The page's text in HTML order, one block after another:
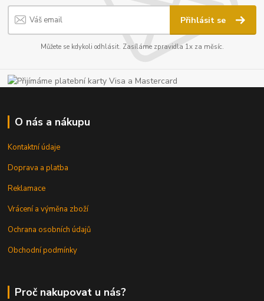
Přihlásit se
Můžete se kdykoli odhlásit. Zasíláme zpravidla 1x za měsíc.
O nás a nákupu
Kontaktní údaje
Doprava a platba
Reklamace
Vrácení a výměna zboží
Ochrana osobních údajů
Obchodní podmínky
Proč nakupovat u nás?